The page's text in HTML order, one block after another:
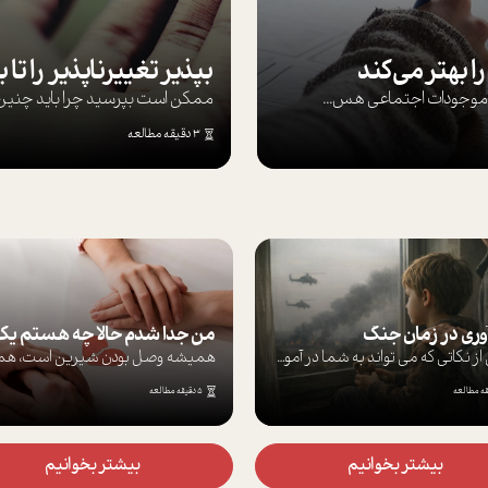
بهتر می‌کند
موجودات اجتماعی هس... ممکن است بپرسيد چرا بايد چنين
3 دقیقه مطالعه
در زمان جنگ
برخی از نکاتی که می تواند به شما در آموز...
بیشتر بخوانیم
5 دقیقه مطالعه
بیشتر بخوانیم